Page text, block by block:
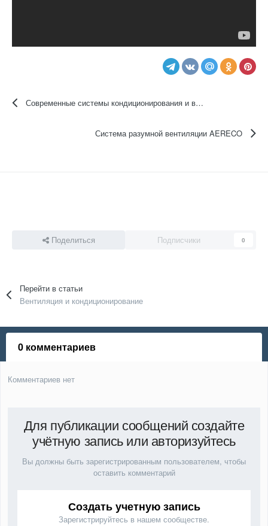
Современные системы кондиционирования и вентиляции: то, что вы еще не знали
Система разумной вентиляции AERECO
Поделиться Подписчики 0
Перейти в статьи
Вентиляция и кондиционирование
0 комментариев
Комментариев нет
Для публикации сообщений создайте
учётную запись или авторизуйтесь
Вы должны быть зарегистрированным пользователем, чтобы
оставить комментарий
Создать учетную запись
Зарегистрируйтесь в нашем сообществе.